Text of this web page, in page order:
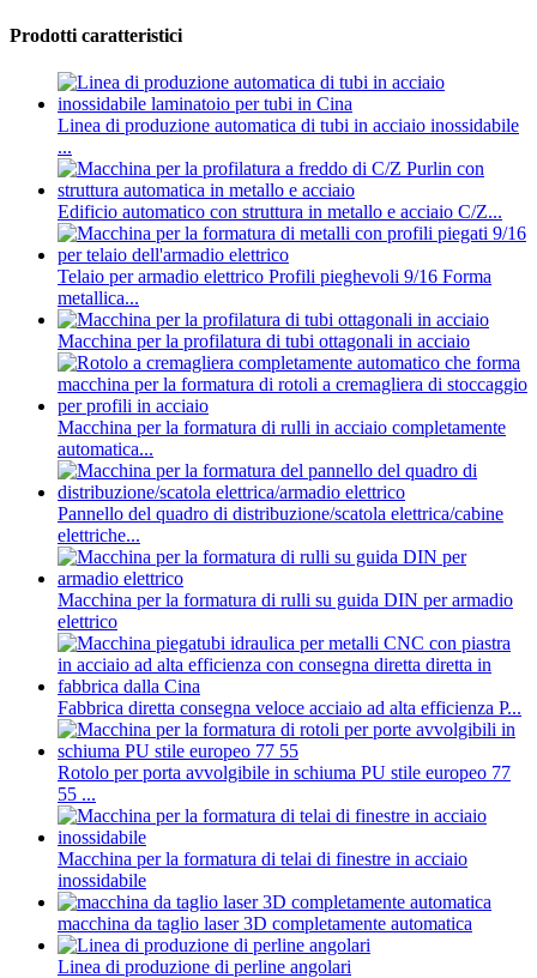
Prodotti caratteristici
Linea di produzione automatica di tubi in acciaio inossidabile
...
Edificio automatico con struttura in metallo e acciaio C/Z...
Telaio per armadio elettrico Profili pieghevoli 9/16 Forma
metallica...
Macchina per la profilatura di tubi ottagonali in acciaio
Macchina per la formatura di rulli in acciaio completamente
automatica...
Pannello del quadro di distribuzione/scatola elettrica/cabine
elettriche...
Macchina per la formatura di rulli su guida DIN per armadio
elettrico
Fabbrica diretta consegna veloce acciaio ad alta efficienza P...
Rotolo per porta avvolgibile in schiuma PU stile europeo 77
55 ...
Macchina per la formatura di telai di finestre in acciaio
inossidabile
macchina da taglio laser 3D completamente automatica
Linea di produzione di perline angolari